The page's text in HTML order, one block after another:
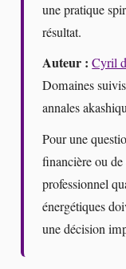
une pratique
résultat.
Auteur : Cyril
Domaines
annales
Pour une
financière ou
professionnel
énergétiques
une décision